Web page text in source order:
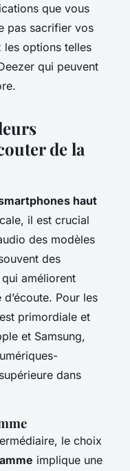
que vous
pas sacrifier vos
les options telles
qui peuvent
de la
haut
il est crucial
des modèles
des
améliorent
Pour les
primordiale et
et Samsung,
dans
le choix
implique une